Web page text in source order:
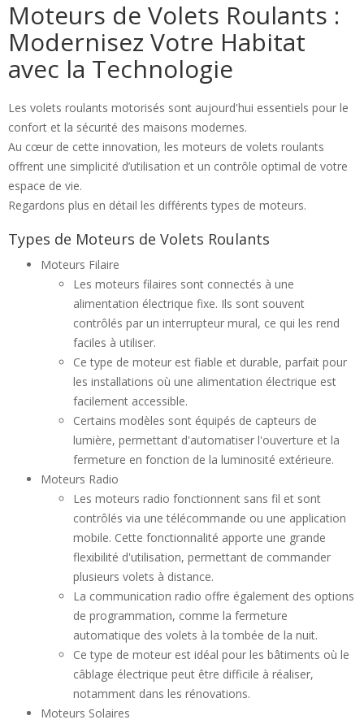
Moteurs de Volets Roulants :
Modernisez Votre Habitat
avec la Technologie
Les volets roulants motorisés sont aujourd'hui essentiels pour le
confort et la sécurité des maisons modernes.
Au cœur de cette innovation, les moteurs de volets roulants
offrent une simplicité d’utilisation et un contrôle optimal de votre
espace de vie.
Regardons plus en détail les différents types de moteurs.
Types de Moteurs de Volets Roulants
Moteurs Filaire
Les moteurs filaires sont connectés à une
alimentation électrique fixe. Ils sont souvent
contrôlés par un interrupteur mural, ce qui les rend
faciles à utiliser.
Ce type de moteur est fiable et durable, parfait pour
les installations où une alimentation électrique est
facilement accessible.
Certains modèles sont équipés de capteurs de
lumière, permettant d'automatiser l'ouverture et la
fermeture en fonction de la luminosité extérieure.
Moteurs Radio
Les moteurs radio fonctionnent sans fil et sont
contrôlés via une télécommande ou une application
mobile. Cette fonctionnalité apporte une grande
flexibilité d'utilisation, permettant de commander
plusieurs volets à distance.
La communication radio offre également des options
de programmation, comme la fermeture
automatique des volets à la tombée de la nuit.
Ce type de moteur est idéal pour les bâtiments où le
câblage électrique peut être difficile à réaliser,
notamment dans les rénovations.
Moteurs Solaires